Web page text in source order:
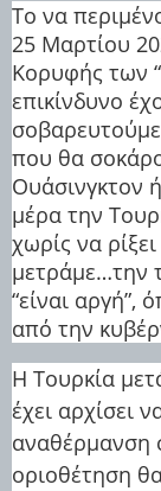
Το να
25 Μαρτίου
Κορυφής των
επικίνδυνο
που θα
Ουάσινγκτον
μέρα την
χωρίς να
μετράμε…την
“είναι
από την
Η Τουρκία
έχει αρχίσει
αναθέρμανση
οριοθέτηση